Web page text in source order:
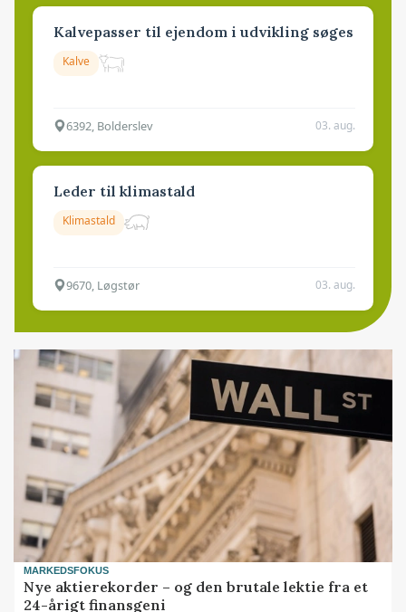
Kalvepasser til ejendom i udvikling søges
Kalve
6392, Bolderslev 03. aug.
Leder til klimastald
Klimastald
9670, Løgstør 03. aug.
MARKEDSFOKUS
Nye aktierekorder – og den brutale lektie fra et
24-årigt finansgeni